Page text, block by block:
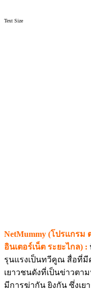
Text Size
NetMummy (โปรแกรม
อินเตอร์เน็ต ระยะไกล) :
รุนแรงเป็นทวีคูณ สื่อที่มี
เยาวชนดังที่เป็นข่าวตา
มีการฆ่ากัน ยิงกัน ซึ่งเย